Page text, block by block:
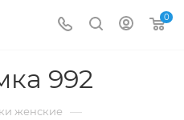
0
992
женские —